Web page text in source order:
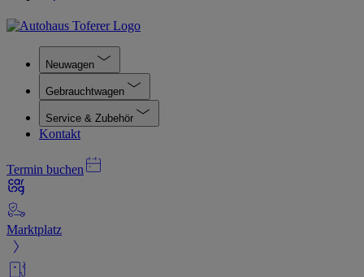
Neuwagen
Gebrauchtwagen
Service & Zubehör
Kontakt
Termin buchen
Marktplatz